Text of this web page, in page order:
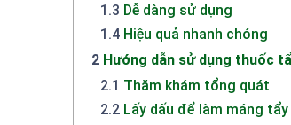
1.3 Dễ dàng sử dụng
1.4 Hiệu quả nhanh chóng
2 Hướng dẫn sử dụng thuốc
2.1 Thăm khám tổng quát
2.2 Lấy dấu để làm máng